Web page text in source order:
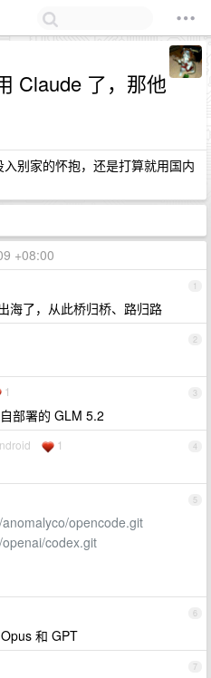
Claude 了，那他
别家的怀抱，还是打算就用国内
+08:00
1
海了，从此桥归桥、路归路
2
3
1
部署的 GLM 5.2
4
1
5
opencode.git
codex.git
6
和 GPT
7